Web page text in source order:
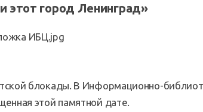
этот город Ленинград»
блокады. В Информационно-
этой памятной дате.